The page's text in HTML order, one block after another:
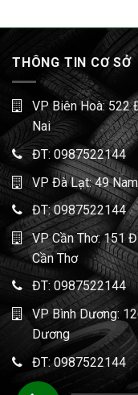
THÔNG TIN CƠ SỞ
VP Biên Hoà: 522
Nai
ĐT: 0987522144
VP Đà Lạt: 49
ĐT:0987522144
VP Cần Thơ: 151
Cần Thơ
ĐT: 0987522144
VP Bình Dương:
Dương
ĐT: 0987522144